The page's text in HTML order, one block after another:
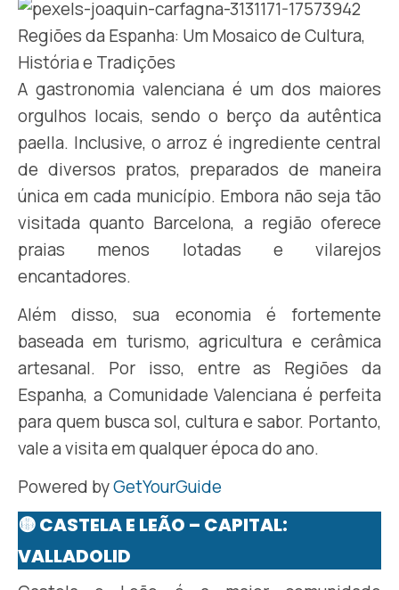
A gastronomia valenciana é um dos maiores
orgulhos locais, sendo o berço da autêntica
paella. Inclusive, o arroz é ingrediente central
de diversos pratos, preparados de maneira
única em cada município. Embora não seja tão
visitada quanto Barcelona, a região oferece
praias menos lotadas e vilarejos
encantadores.
Além disso, sua economia é fortemente
baseada em turismo, agricultura e cerâmica
artesanal. Por isso, entre as Regiões da
Espanha, a Comunidade Valenciana é perfeita
para quem busca sol, cultura e sabor. Portanto,
vale a visita em qualquer época do ano.
Powered byGetYourGuide
🟡 CASTELA E LEÃO – CAPITAL:
VALLADOLID